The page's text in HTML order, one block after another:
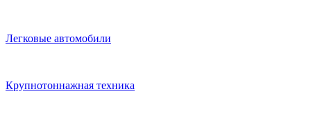
Легковые автомобили
Крупнотоннажная техника